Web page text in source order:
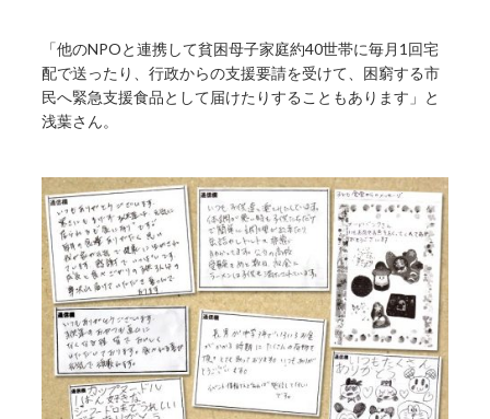
「他のNPOと連携して貧困母子家庭約40世帯に毎月1回宅
配で送ったり、行政からの支援要請を受けて、困窮する市
民へ緊急支援食品として届けたりすることもあります」と
浅葉さん。